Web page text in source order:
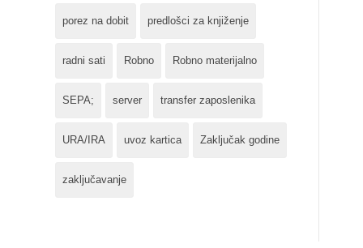
porez na dobit predlošci za knjiženje
radni sati Robno Robno materijalno
SEPA; server transfer zaposlenika
URA/IRA uvoz kartica Zaključak godine
zaključavanje